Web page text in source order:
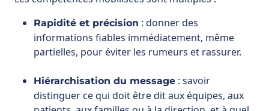
Hiérarchisation du message: savoir
distinguer ce qui doit être dit aux équipes, aux
patients, aux familles ou à la direction, et à quel
Posture d’apaisement: maintenir un ton